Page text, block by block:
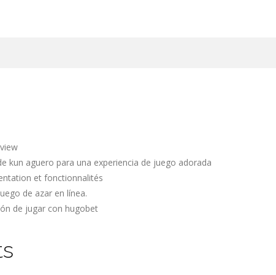
kun aguero para una experiencia de juego adorada
et fonctionnalités
de azar en línea.
de jugar con hugobet